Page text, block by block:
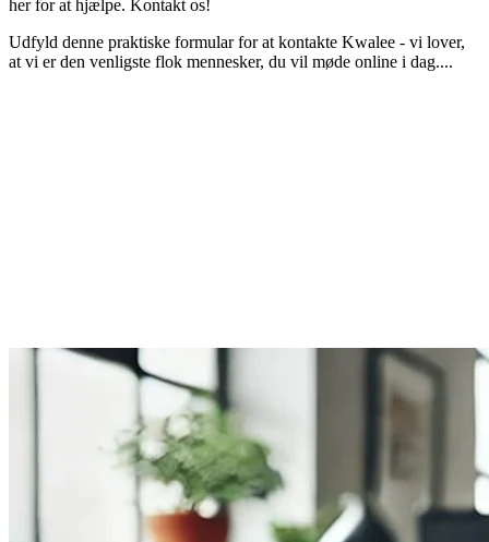
her for at hjælpe. Kontakt os!
Udfyld denne praktiske formular for at kontakte Kwalee - vi lover,
at vi er den venligste flok mennesker, du vil møde online i dag....